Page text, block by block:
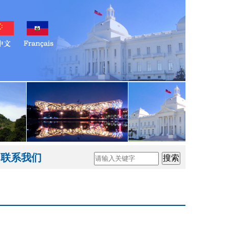
联系我们 搜索